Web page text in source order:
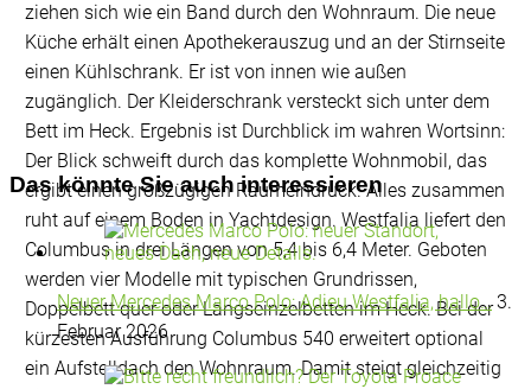
ziehen sich wie ein Band durch den Wohnraum. Die neue
Küche erhält einen Apothekerauszug und an der Stirnseite
einen Kühlschrank. Er ist von innen wie außen
zugänglich. Der Kleiderschrank versteckt sich unter dem
Bett im Heck. Ergebnis ist Durchblick im wahren Wortsinn:
Der Blick schweift durch das komplette Wohnmobil, das
ergibt einen großzügigen Raumeindruck. Alles zusammen
ruht auf einem Boden in Yachtdesign. Westfalia liefert den
Columbus in drei Längen von 5,4 bis 6,4 Meter. Geboten
werden vier Modelle mit typischen Grundrissen,
Doppelbett quer oder Längseinzelbetten im Heck. Bei der
kürzesten Ausführung Columbus 540 erweitert optional
ein Aufstelldach den Wohnraum. Damit steigt gleichzeitig
Das könnte Sie auch interessieren
Neuer Mercedes Marco Polo: Adieu Westfalia, hallo…3.
Februar 2026